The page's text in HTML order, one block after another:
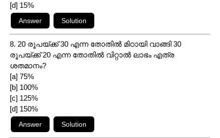
[d] 15%
8. 20 രൂപയ്ക്ക് 30 എന്ന തോതിൽ മിഠായി വാങ്ങി 30
രൂപയ്ക്ക് 20 എന്ന തോതിൽ വിറ്റാൽ ലാഭം എത്ര
ശതമാനം?
[a] 75%
[b] 100%
[c] 125%
[d] 150%